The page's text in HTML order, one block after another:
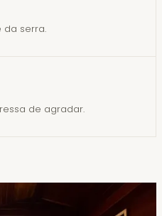
da serra.
de agradar.